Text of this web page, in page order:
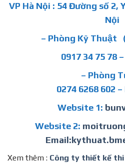
VP Hà Nội : 54 Đường số 2,
Nội
– Phòng Kỹ Thuật
0917 34 75 78
– Phòng
0274 6268 602
Website 1:
Website 2:
Xem thêm : Công ty thiết kế